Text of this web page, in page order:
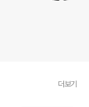
더보기